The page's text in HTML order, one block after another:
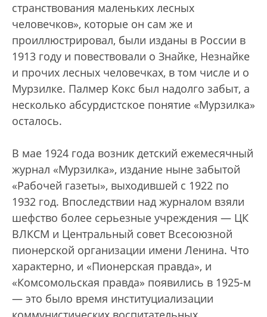
странствования маленьких лесных
человечков», которые он сам же и
проиллюст­рировал, были изданы в России в
1913 году и повествовали о Знайке, Незнайке
и прочих лесных человечках, в том числе и о
Мурзилке. Палмер Кокс был надолго забыт, а
несколько абсурдистское понятие «Мурзилка»
осталось.
В мае 1924 года возник детский ежемесячный
журнал «Мурзилка», издание ныне забытой
«Рабочей газеты», выходившей с 1922 по
1932 год. Впоследствии над журналом взяли
шефство более серьезные учреждения — ЦК
ВЛКСМ и Центральный совет Всесоюзной
пионерской организации имени Ленина. Что
характерно, и «Пионерская правда», и
«Комсомольская правда» появились в 1925-м
— это было время институциализации